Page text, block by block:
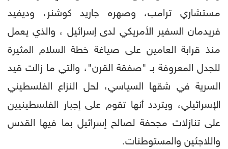
مستشاري ترامب، وصهره جاريد كوشنر، وديفيد
فريدمان السفير الأمريكي لدى إسرائيل ، والذي يعمل
منذ قرابة العامين على صياغة خطة السلام المثيرة
للجدل المعروفة بـ "صفقة القرن"، والتي ما زالت قيد
السرية في شقها السياسي، لحل النزاع الفلسطيني
الإسرائيلي، ويتردد أنها تقوم على إجبار الفلسطينيين
على تنازلات مجحفة لصالح إسرائيل بما فيها القدس
واللاجئين والمستوطنات.